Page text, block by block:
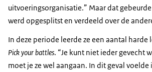
uitvoeringsorganisatie.” Maar dat
werd opgesplitst en verdeeld over de
In deze periode leerde ze een aantal harde
Pick your battles. “Je kunt niet ieder gevecht
moet je ze wel aangaan. In dit geval